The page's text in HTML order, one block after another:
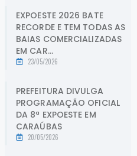
EXPOESTE 2026 BATE
RECORDE E TEM TODAS AS
BAIAS COMERCIALIZADAS
EM CAR...
23/05/2026
PREFEITURA DIVULGA
PROGRAMAÇÃO OFICIAL
DA 8ª EXPOESTE EM
CARAÚBAS
20/05/2026